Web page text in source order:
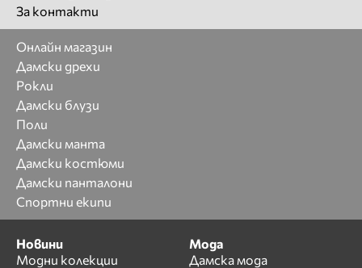
За контакти
Онлайн магазин
Дамски дрехи
Рокли
Дамски блузи
Поли
Дамски манта
Дамски костюми
Дамски панталони
Спортни екипи
Новини
Модни колекции
Мода
Дамска мода